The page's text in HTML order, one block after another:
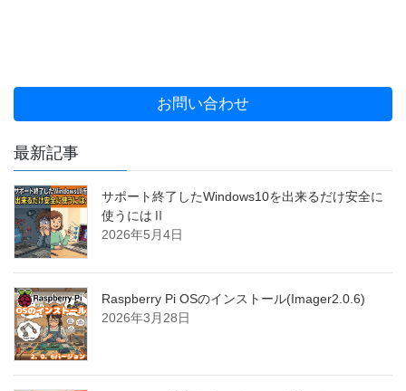
お問い合わせ
最新記事
サポート終了したWindows10を出来るだけ安全に
使うにはⅡ
2026年5月4日
Raspberry Pi OSのインストール(Imager2.0.6)
2026年3月28日